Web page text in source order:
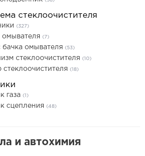
стеклоочистителя
(327)
омывателя (7)
бачка омывателя (53)
стеклоочистителя (10)
стеклоочистителя (18)
газа (1)
сцепления (48)
и автохимия